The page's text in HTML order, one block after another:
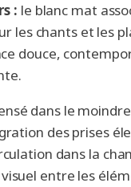
: le blanc mat
les chants et les
douce,
dans le
des prises
dans la
entre les